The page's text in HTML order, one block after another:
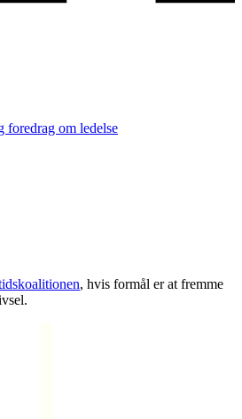
foredrag om ledelse
, hvis formål er at fremme